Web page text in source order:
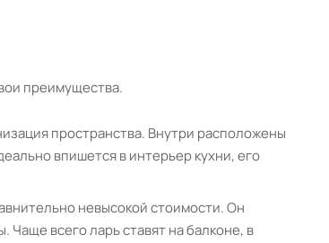
преимущества.
пространства. Внутри расположены
впишется в интерьер кухни, его
невысокой стоимости. Он
всего ларь ставят на балконе, в